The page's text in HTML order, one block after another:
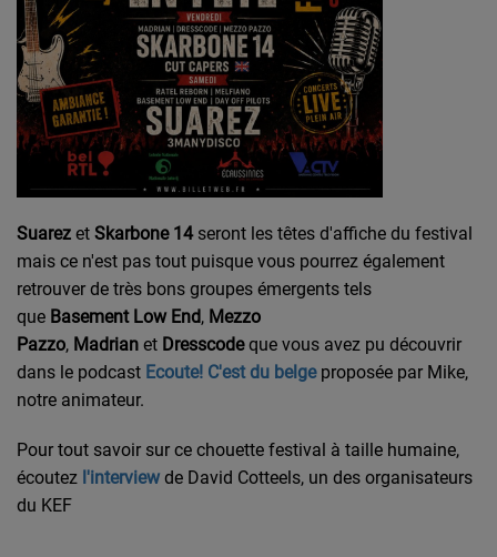
Suarez et Skarbone 14seront les têtes d'affiche du festival
mais ce n'est pas tout puisque vous pourrez également
retrouver de très bons groupes émergents tels
que Basement Low End, Mezzo
Pazzo, Madrian et Dresscodeque vous avez pu découvrir
dans le podcast Ecoute! C'est du belgeproposée par Mike,
notre animateur.
Pour tout savoir sur ce chouette festival à taille humaine,
écoutez l'interview de David Cotteels, un des organisateurs
du KEF